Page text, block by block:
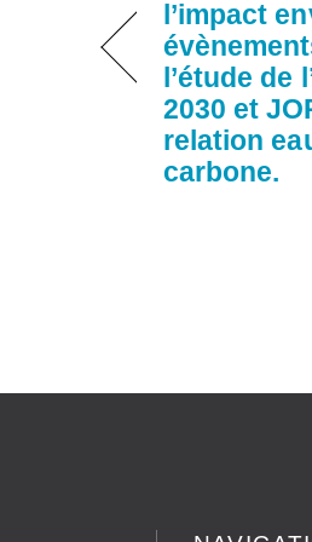
l’impact
l’étude de
2030 et
relation
carbone.